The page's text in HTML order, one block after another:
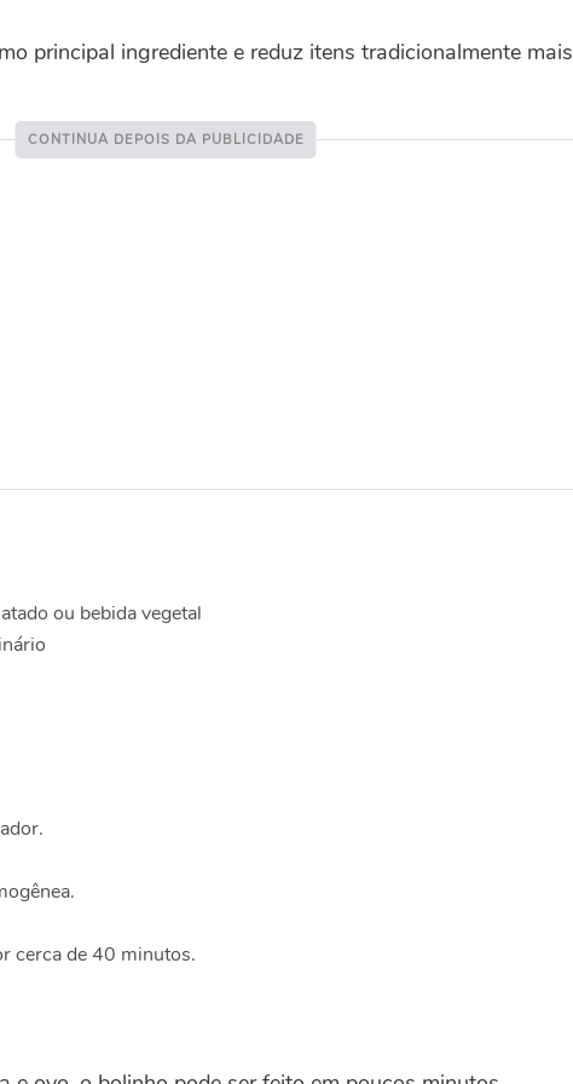
principal ingrediente e reduz itens tradicionalmente mais
ou bebida vegetal
cerca de 40 minutos.